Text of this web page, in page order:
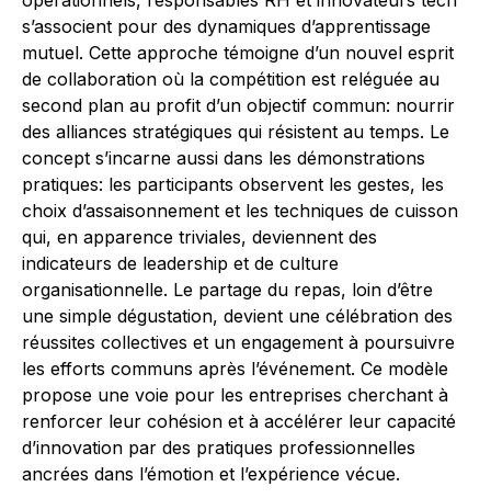
s’associent pour des dynamiques d’apprentissage
mutuel. Cette approche témoigne d’un nouvel esprit
de collaboration où la compétition est reléguée au
second plan au profit d’un objectif commun: nourrir
des alliances stratégiques qui résistent au temps. Le
concept s’incarne aussi dans les démonstrations
pratiques: les participants observent les gestes, les
choix d’assaisonnement et les techniques de cuisson
qui, en apparence triviales, deviennent des
indicateurs de leadership et de culture
organisationnelle. Le partage du repas, loin d’être
une simple dégustation, devient une célébration des
réussites collectives et un engagement à poursuivre
les efforts communs après l’événement. Ce modèle
propose une voie pour les entreprises cherchant à
renforcer leur cohésion et à accélérer leur capacité
d’innovation par des pratiques professionnelles
ancrées dans l’émotion et l’expérience vécue.